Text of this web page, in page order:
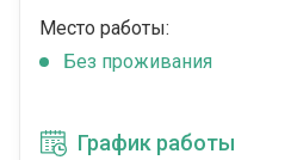
Место работы:
Без проживания
График работы